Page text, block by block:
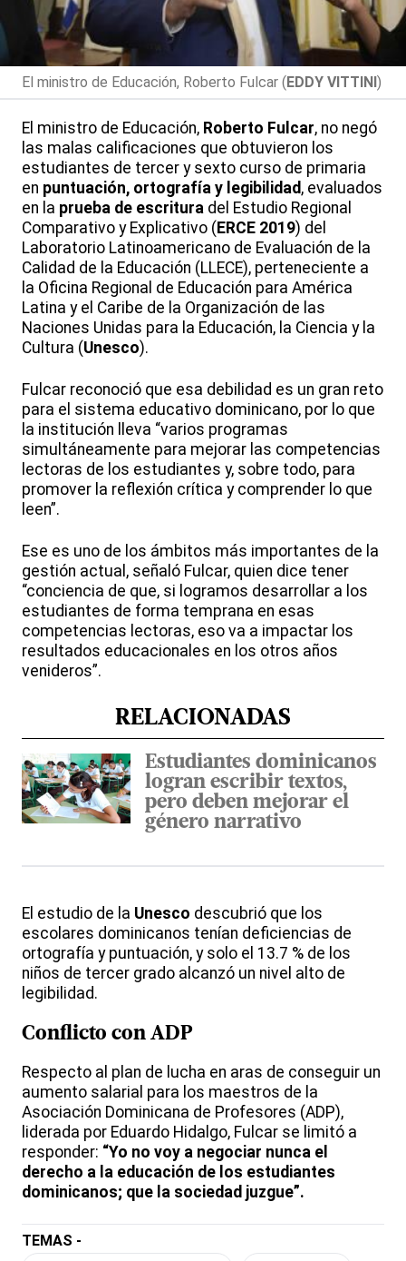
El ministro de Educación, Roberto Fulcar (EDDY VITTINI)
El ministro de Educación, Roberto Fulcar, no negó
las malas calificaciones que obtuvieron los
estudiantes de tercer y sexto curso de primaria
en puntuación, ortografía y legibilidad, evaluados
en la prueba de escritura del Estudio Regional
Comparativo y Explicativo ( ERCE 2019) del
Laboratorio Latinoamericano de Evaluación de la
Calidad de la Educación (LLECE), perteneciente a
la Oficina Regional de Educación para América
Latina y el Caribe de la Organización de las
Naciones Unidas para la Educación, la Ciencia y la
Cultura (Unesco).
Fulcar reconoció que esa debilidad es un gran reto
para el sistema educativo dominicano, por lo que
la institución lleva “varios programas
simultáneamente para mejorar las competencias
lectoras de los estudiantes y, sobre todo, para
promover la reflexión crítica y comprender lo que
leen”.
Ese es uno de los ámbitos más importantes de la
gestión actual, señaló Fulcar, quien dice tener
“conciencia de que, si logramos desarrollar a los
estudiantes de forma temprana en esas
competencias lectoras, eso va a impactar los
resultados educacionales en los otros años
venideros”.
RELACIONADAS
Estudiantes dominicanos
logran escribir textos,
pero deben mejorar el
género narrativo
El estudio de la Unesco descubrió que los
escolares dominicanos tenían deficiencias de
ortografía y puntuación, y solo el 13.7 % de los
niños de tercer grado alcanzó un nivel alto de
legibilidad.
Conflicto con ADP
Respecto al plan de lucha en aras de conseguir un
aumento salarial para los maestros de la
Asociación Dominicana de Profesores (ADP),
liderada por Eduardo Hidalgo, Fulcar se limitó a
responder: “Yo no voy a negociar nunca el
derecho a la educación de los estudiantes
dominicanos; que la sociedad juzgue”.
TEMAS -